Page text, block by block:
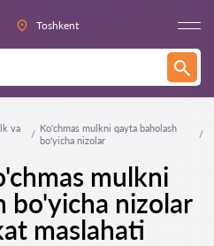
Toshkent
va
Ko'chmas mulkni qayta baholash
bo'yicha nizolar
mulkni
bo'yicha nizolar
maslahati